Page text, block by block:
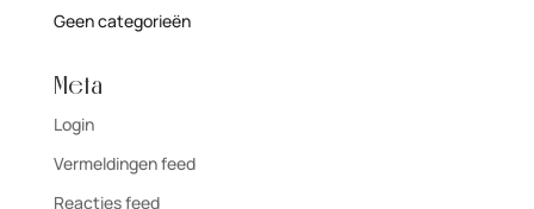
Geen categorieën
Meta
Login
Vermeldingen feed
Reacties feed